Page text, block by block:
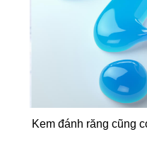
Kem đánh răng cũng